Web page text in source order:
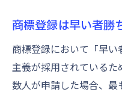
商標登録は早い者勝
商標登録において「早
主義が採用されているた
数人が申請した場合、